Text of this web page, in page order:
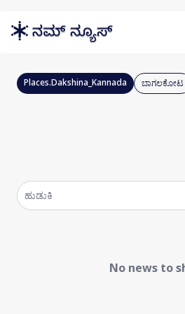
Places.Dakshina_Kannada ಬಾಗಲಕೋಟ
No news to